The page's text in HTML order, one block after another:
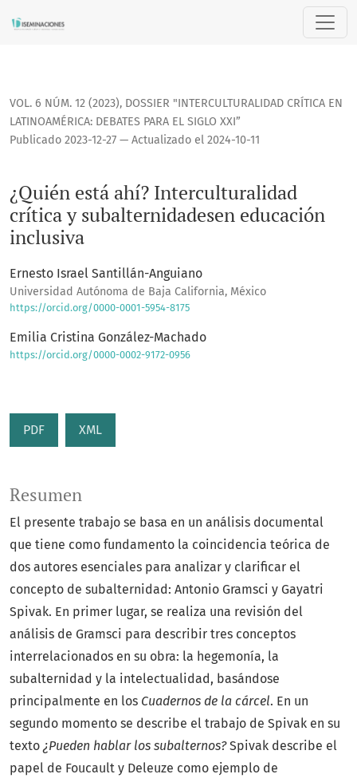
¿Quién está ahí? Interculturalidad crítica y
VOL. 6 NÚM. 12 (2023), DOSSIER "INTERCULTURALIDAD CRÍTICA EN
LATINOAMÉRICA: DEBATES PARA EL SIGLO XXI”
¿Quién está ahí? Interculturalidad
crítica y subalternidadesen educación
inclusiva
Publicado 2023-12-27 — Actualizado el 2024-10-11
Ernesto Israel Santillán-Anguiano
Universidad Autónoma de Baja California, México
https://orcid.org/0000-0001-5954-8175
Emilia Cristina González-Machado
https://orcid.org/0000-0002-9172-0956
PDF XML
Resumen
El presente trabajo se basa en un análisis documental
que tiene como fundamento la coincidencia teórica de
dos autores esenciales para analizar y clarificar el
concepto de subalternidad: Antonio Gramsci y Gayatri
Spivak. En primer lugar, se realiza una revisión del
análisis de Gramsci para describir tres conceptos
interrelacionados en su obra: la hegemonía, la
subalternidad y la intelectualidad, basándose
principalmente en los Cuadernos de la cárcel. En un
segundo momento se describe el trabajo de Spivak en su
texto ¿Pueden hablar los subalternos?Spivak describe el
papel de Foucault y Deleuze como ejemplo de